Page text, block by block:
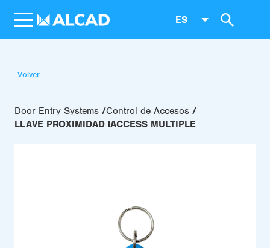
ES
Volver
Door Entry Systems Control de Accesos
LLAVE PROXIMIDAD iACCESS MULTIPLE